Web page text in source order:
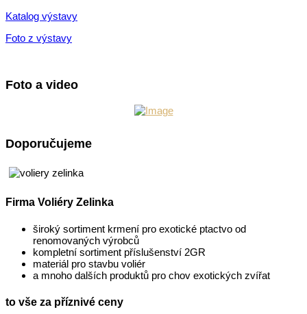
Katalog výstavy
Foto z výstavy
Foto a video
Doporučujeme
Firma Voliéry Zelinka
široký sortiment krmení pro exotické ptactvo od
renomovaných výrobců
kompletní sortiment příslušenství 2GR
materiál pro stavbu voliér
a mnoho dalších produktů pro chov exotických zvířat
to vše za příznivé ceny